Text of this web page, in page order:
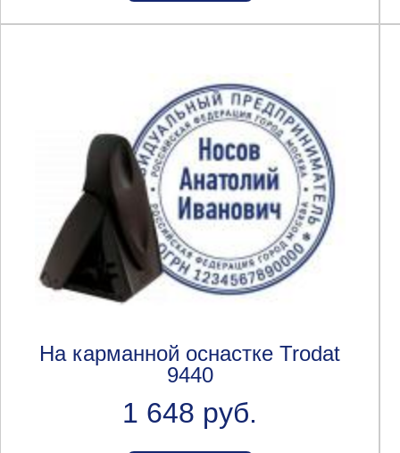
На карманной оснастке Trodat
9440
1 648 руб.